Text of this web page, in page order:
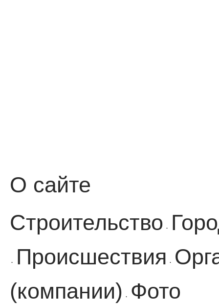
О сайте
Строительство ·
· Происшествия ·
(компании)
·
Фото